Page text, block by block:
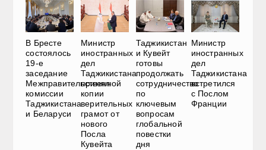
В Бресте
состоялось
19-е
заседание
Межправительственной
комиссии
Таджикистана
и Беларуси
Министр
иностранных
дел
Таджикистана
принял
копии
верительных
грамот от
нового
Посла
Кувейта
Таджикистан
и Кувейт
готовы
продолжать
сотрудничество
по
ключевым
вопросам
глобальной
повестки
дня
Министр
иностранных
дел
Таджикистана
встретился
с Послом
Франции